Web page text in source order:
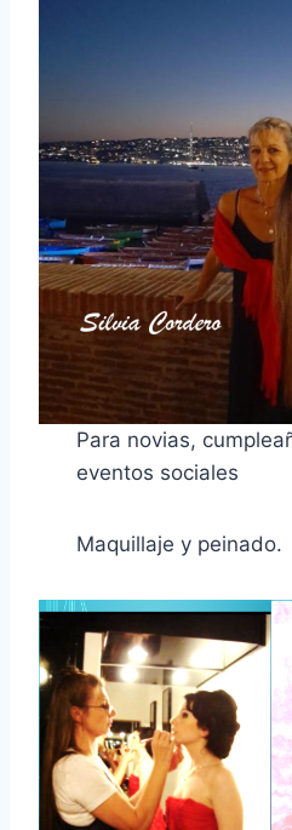
Para novias,
eventos sociales
Maquillaje y peinado.